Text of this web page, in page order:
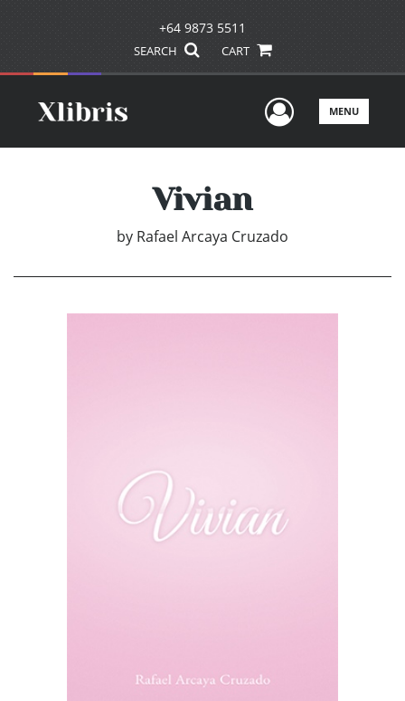
+64 9873 5511
SEARCH CART
UserMENU
Vivian
by Rafael Arcaya Cruzado